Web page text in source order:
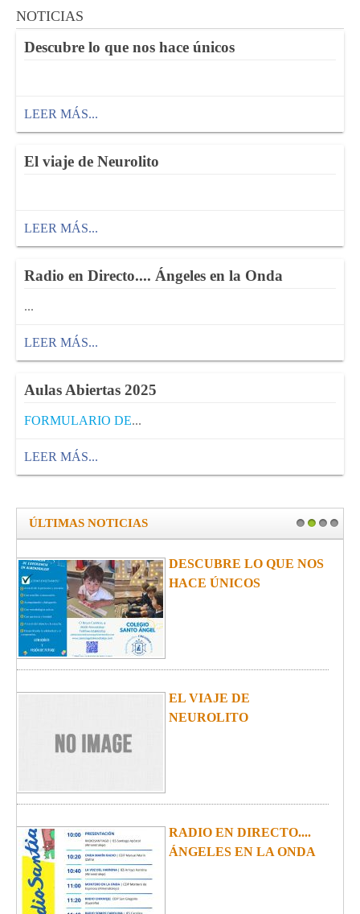
NOTICIAS
Descubre lo que nos hace únicos
LEER MÁS...
El viaje de Neurolito
LEER MÁS...
Radio en Directo.... Ángeles en la Onda
...
LEER MÁS...
Aulas Abiertas 2025
FORMULARIO DE...
LEER MÁS...
1 2 3 4
ÚLTIMAS NOTICIAS
AULAS ABIERTAS 2025
CARRERA SOLIDARIA
2024
ESCOLARIZACIÓN
CURSO 24-25